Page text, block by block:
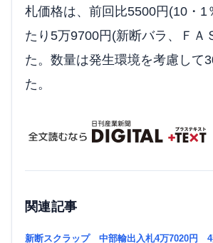
札価格は、前回比5500円(10・1
たり5万9700円(新断バラ、ＦＡ
た。数量は発生環境を考慮して
た。
関連記事
新断スクラップ 中部輸出入札4万7020円 4